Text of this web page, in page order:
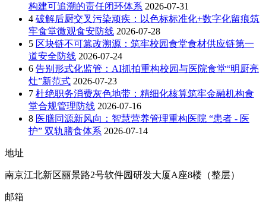
构建可追溯的责任闭环体系 2026-07-31
4 破解后厨交叉污染顽疾：以色标标准化+数字化留痕筑
牢食堂微观食安防线 2026-07-28
5 区块链不可篡改溯源：筑牢校园食堂食材供应链第一
道安全防线 2026-07-24
6 告别形式化监管：AI抓拍重构校园与医院食堂“明厨亮
灶”新范式 2026-07-23
7 杜绝职务消费灰色地带：精细化核算筑牢金融机构食
堂合规管理防线 2026-07-16
8 医膳同源新风向：智慧营养管理重构医院 “患者 - 医
护” 双轨膳食体系 2026-07-14
地址
南京江北新区丽景路2号软件园研发大厦A座8楼（整层）
邮箱